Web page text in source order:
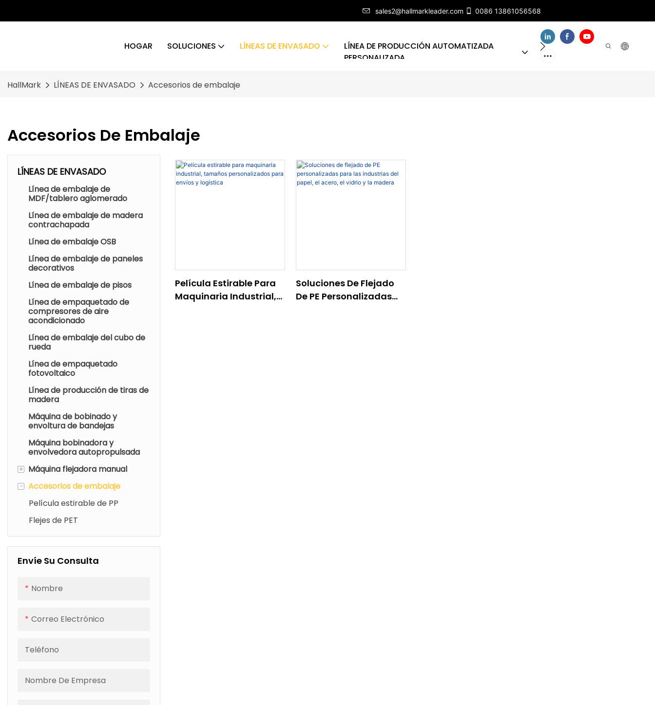
sales2@hallmarkleader.com 0086 13861056568
HOGAR SOLUCIONES LÍNEAS DE ENVASADO
LÍNEA DE PRODUCCIÓN AUTOMATIZADA
PERSONALIZADA
SOBRE NUESTRO EQUIPO
HallMark LÍNEAS DE ENVASADO Accesorios de embalaje
Accesorios De Embalaje
LÍNEAS DE ENVASADO
Línea de embalaje de
MDF/tablero aglomerado
Línea de embalaje de madera
contrachapada
Línea de embalaje OSB
Línea de embalaje de paneles
decorativos
Línea de embalaje de pisos
Línea de empaquetado de
compresores de aire
acondicionado
Línea de embalaje del cubo de
rueda
Línea de empaquetado
fotovoltaico
Línea de producción de tiras de
madera
Máquina de bobinado y
envoltura de bandejas
Máquina bobinadora y
envolvedora autopropulsada
+ Máquina flejadora manual
Máquina flejadora neumática
Máquina flejadora eléctrica
- Accesorios de embalaje
Película estirable de PP
Flejes de PET
Envíe Su Consulta
Nombre
Correo Electrónico
Teléfono
Nombre De Empresa
Película Estirable Para
Maquinaria Industrial,
Soluciones De Flejado
De PE Personalizadas